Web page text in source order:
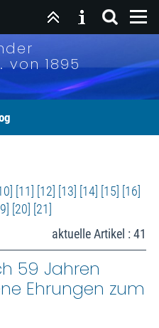
von 1895
[11] [12] [13] [14] [15]
[16]
[20]
[21]
aktuelle Artikel : 41
59 Jahren
Ehrungen zum